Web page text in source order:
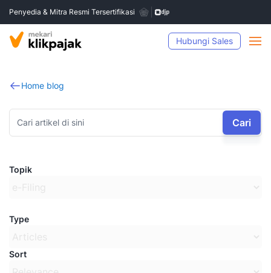
Penyedia & Mitra Resmi Tersertifikasi
Hubungi Sales
Home blog
Cari
Topik
Type
Sort